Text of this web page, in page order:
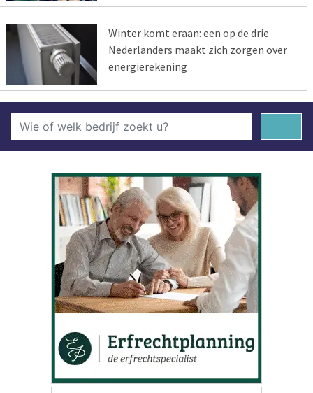
Winter komt eraan: een op de drie
Nederlanders maakt zich zorgen over
energierekening